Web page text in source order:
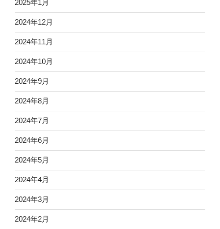
2025年1月
2024年12月
2024年11月
2024年10月
2024年9月
2024年8月
2024年7月
2024年6月
2024年5月
2024年4月
2024年3月
2024年2月